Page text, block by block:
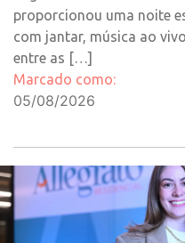
proporcionou uma noite
com jantar, música ao
entre as […]
Marcado como:
05/08/2026